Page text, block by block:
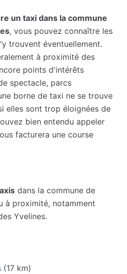
un taxi dans la commune
, vous pouvez connaître les
trouvent éventuellement.
à proximité des
points d'intérêts
spectacle, parcs
borne de taxi ne se trouve
elles sont trop éloignées de
bien entendu appeler
facturera une course
dans la commune de
à proximité, notamment
Yvelines.
(17 km)